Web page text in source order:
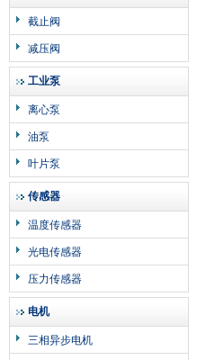
截止阀
减压阀
工业泵
离心泵
油泵
叶片泵
传感器
温度传感器
光电传感器
压力传感器
电机
三相异步电机